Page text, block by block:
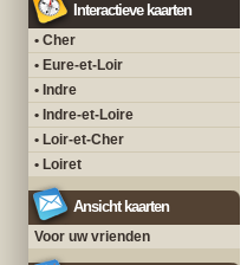
Interactieve kaarten
• Cher
• Eure-et-Loir
• Indre
• Indre-et-Loire
• Loir-et-Cher
• Loiret
Ansicht kaarten
Voor uw vrienden